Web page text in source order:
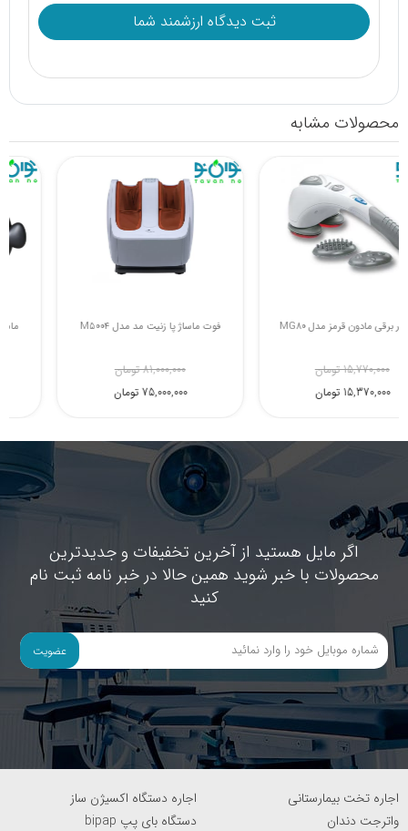
محصولات مشابه
فوت ماساژ پا زنیت مد مدل M5004
81,000,000 تومان
75,000,000 تومان
ماساژور برقی مادون قرمز مدل MG80
15,770,000 تومان
15,370,000 تومان
اگر مایل هستید از آخرین تخفیفات و جدیدترین
محصولات با خبر شوید همین حالا در خبر نامه ثبت نام
کنید
عضویت
اجاره تخت بیمارستانی
اجاره دستگاه اکسیژن ساز
واترجت دندان
دستگاه بای پپ bipap